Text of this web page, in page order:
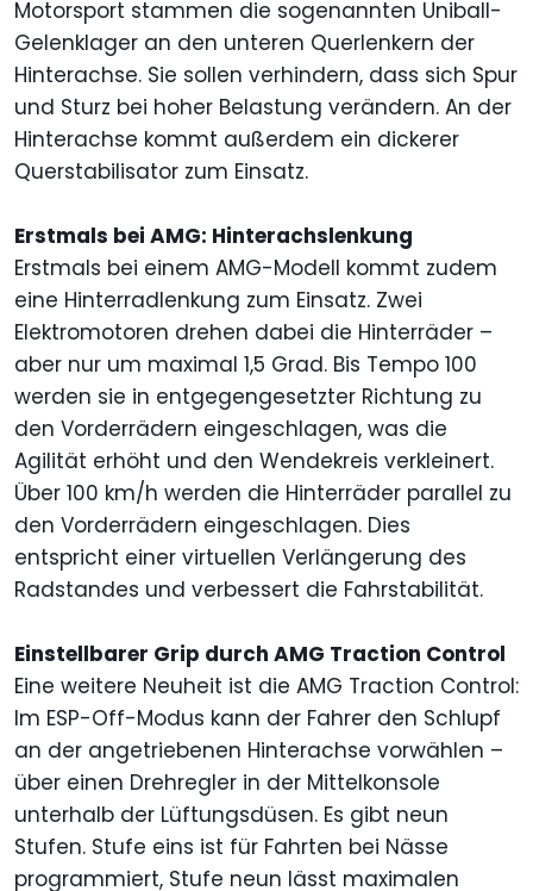
Motorsport stammen die sogenannten Uniball-
Gelenklager an den unteren Querlenkern der
Hinterachse. Sie sollen verhindern, dass sich Spur
und Sturz bei hoher Belastung verändern. An der
Hinterachse kommt außerdem ein dickerer
Querstabilisator zum Einsatz.
Erstmals bei AMG: Hinterachslenkung
Erstmals bei einem AMG-Modell kommt zudem
eine Hinterradlenkung zum Einsatz. Zwei
Elektromotoren drehen dabei die Hinterräder –
aber nur um maximal 1,5 Grad. Bis Tempo 100
werden sie in entgegengesetzter Richtung zu
den Vorderrädern eingeschlagen, was die
Agilität erhöht und den Wendekreis verkleinert.
Über 100 km/h werden die Hinterräder parallel zu
den Vorderrädern eingeschlagen. Dies
entspricht einer virtuellen Verlängerung des
Radstandes und verbessert die Fahrstabilität.
Einstellbarer Grip durch AMG Traction Control
Eine weitere Neuheit ist die AMG Traction Control:
Im ESP-Off-Modus kann der Fahrer den Schlupf
an der angetriebenen Hinterachse vorwählen –
über einen Drehregler in der Mittelkonsole
unterhalb der Lüftungsdüsen. Es gibt neun
Stufen. Stufe eins ist für Fahrten bei Nässe
programmiert, Stufe neun lässt maximalen